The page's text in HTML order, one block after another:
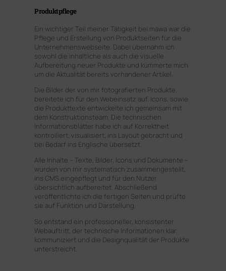
Produktpflege
Ein wichtiger Teil meiner Tätigkeit bei mawa war die
Pflege und Erstellung von Produktseiten für die
Unternehmenswebseite. Dabei übernahm ich
sowohl die inhaltliche als auch die visuelle
Aufbereitung neuer Produkte und kümmerte mich
um die Aktualität bereits vorhandener Artikel.
Die Bilder der von mir fotografierten Produkte,
bereitete ich für den Webeinsatz auf. Icons, sowie
die Produkttexte entwickelte ich gemeinsam mit
dem Konstruktionsteam. Die technischen
Informationsblätter habe ich auf Korrektheit
kontrolliert, visualisiert, ins Layout gebracht und
bei Bedarf ins Englische übersetzt.
Alle Inhalte – Texte, Bilder, Icons und Dokumente –
wurden von mir systematisch zusammengestellt,
ins CMS eingepflegt und für den Nutzer
übersichtlich aufbereitet. Abschließend
veröffentlichte ich die fertigen Seiten und prüfte
sie auf Funktion und Darstellung.
So entstand ein professioneller, konsistenter
Webauftritt, der technische Informationen klar
kommuniziert und die Designqualität der Produkte
unterstreicht.